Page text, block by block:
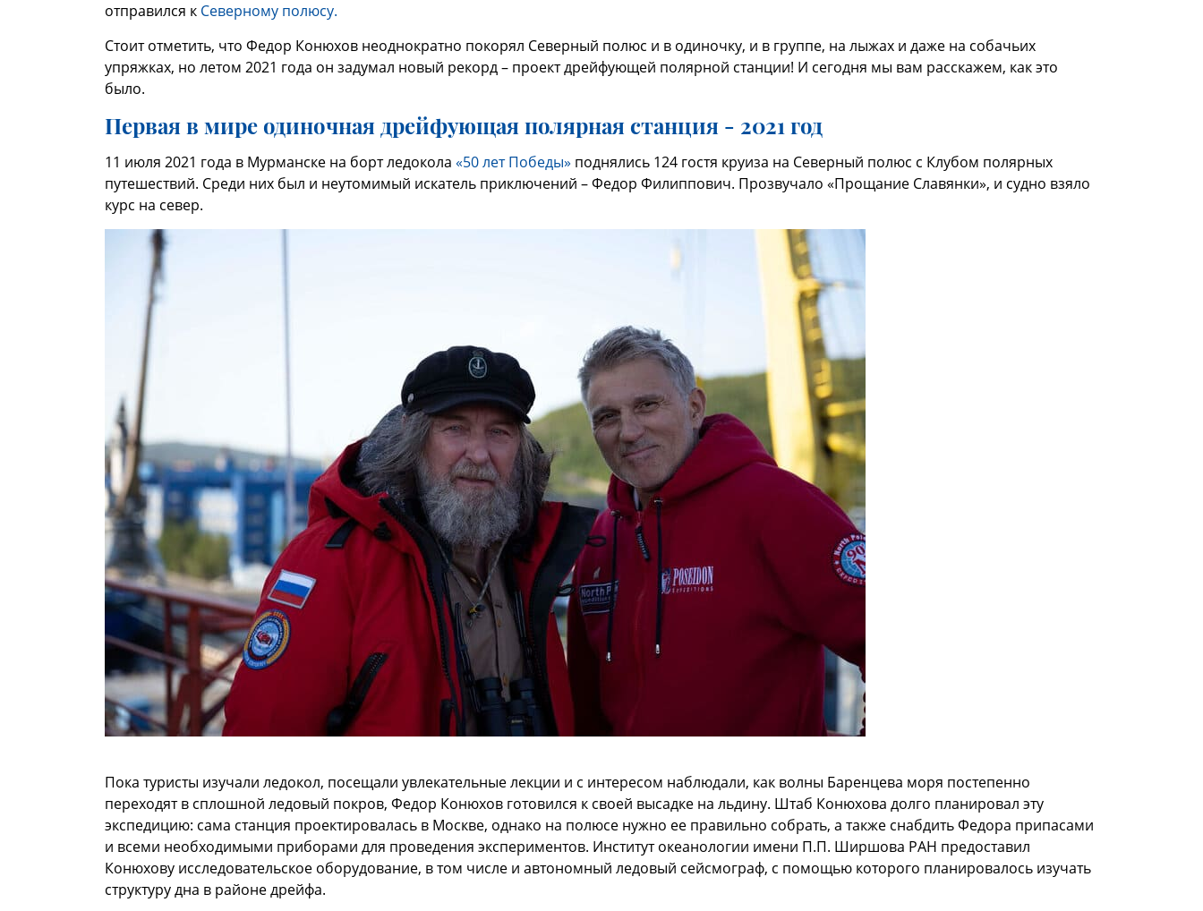
отправился к Северному полюсу.
Стоит отметить, что Федор Конюхов неоднократно покорял Северный полюс и в одиночку, и в группе, на лыжах и даже на собачьих
упряжках, но летом 2021 года он задумал новый рекорд – проект дрейфующей полярной станции! И сегодня мы вам расскажем, как это
было.
Первая в мире одиночная дрейфующая полярная станция - 2021 год
11 июля 2021 года в Мурманске на борт ледокола «50 лет Победы» поднялись 124 гостя круиза на Северный полюс с Клубом полярных
путешествий. Среди них был и неутомимый искатель приключений – Федор Филиппович. Прозвучало «Прощание Славянки», и судно взяло
курс на север.
Пока туристы изучали ледокол, посещали увлекательные лекции и с интересом наблюдали, как волны Баренцева моря постепенно
переходят в сплошной ледовый покров, Федор Конюхов готовился к своей высадке на льдину. Штаб Конюхова долго планировал эту
экспедицию: сама станция проектировалась в Москве, однако на полюсе нужно ее правильно собрать, а также снабдить Федора припасами
и всеми необходимыми приборами для проведения экспериментов. Институт океанологии имени П.П. Ширшова РАН предоставил
Конюхову исследовательское оборудование, в том числе и автономный ледовый сейсмограф, с помощью которого планировалось изучать
структуру дна в районе дрейфа.